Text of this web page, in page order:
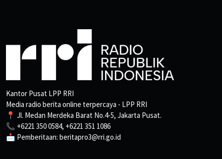
Kantor Pusat LPP RRI
Media radio berita online terpercaya - LPP RRI
📍 Jl. Medan Merdeka Barat No.4-5, Jakarta Pusat.
📞 +6221 350 0584, +6221 351 1086
📩 Pemberitaan: beritapro3@rri.go.id